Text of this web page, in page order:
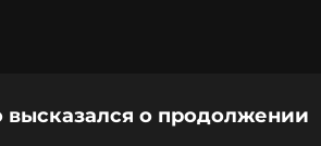
о продолжении